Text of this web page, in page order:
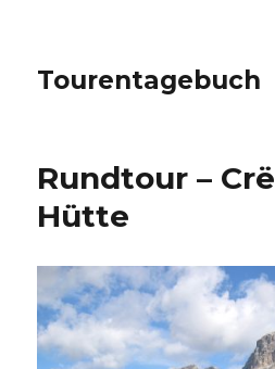
Tourentagebuch
Rundtour –
Hütte